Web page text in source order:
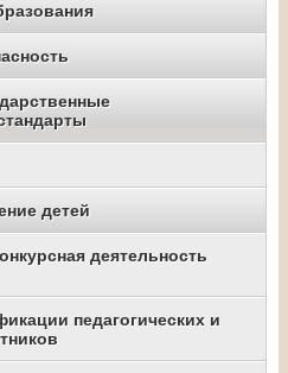
детей
деятельность
педагогических и